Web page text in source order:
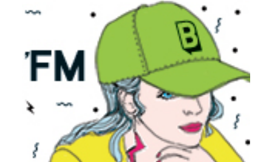
REPLAY
BOUTIQUE